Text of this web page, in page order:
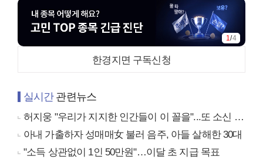
1/4
한경지면 구독신청
실시간관련뉴스
허지웅 "우리가 지지한 인간들이 이 꼴을"...또 소신 발언
아내 가출하자 성매매女 불러 음주, 아들 살해한 30대
"소득 상관없이 1인 50만원"…이달 초 지급 목표